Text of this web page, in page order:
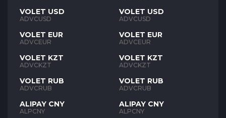
VOLET USD
ADVCUSD
VOLET EUR
ADVCEUR
VOLET KZT
ADVCKZT
VOLET RUB
ADVCRUB
ALIPAY CNY
ALPCNY
VOLET USD
ADVCUSD
VOLET EUR
ADVCEUR
VOLET KZT
ADVCKZT
VOLET RUB
ADVCRUB
ALIPAY CNY
ALPCNY